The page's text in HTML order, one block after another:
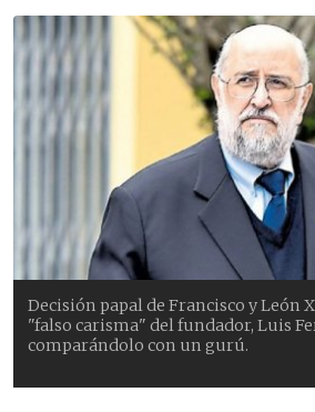
Decisión papal de Francisco y León
"falso carisma" del fundador, Luis
comparándolo con un gurú.